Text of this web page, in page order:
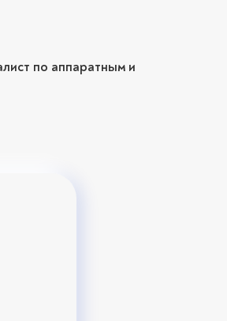
по аппаратным и